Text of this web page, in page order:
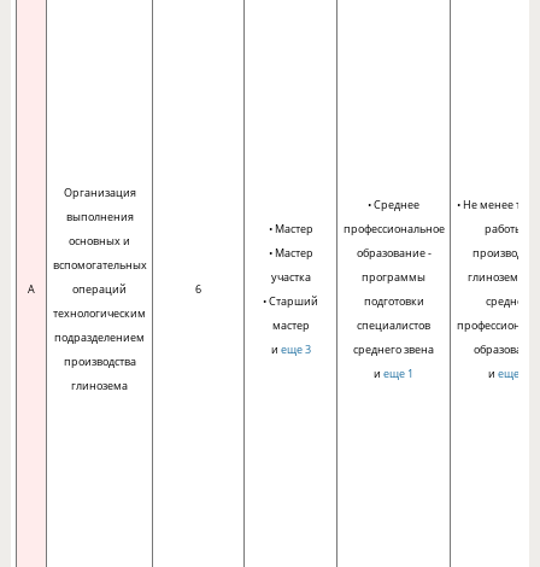
A
Организация
выполнения
основных и
вспомогательных
операций
технологическим
подразделением
производства
глинозема
6
• Мастер
• Мастер
участка
• Старший
мастер
и еще 3
• Среднее
профессиональное
образование -
программы
подготовки
специалистов
среднего звена
иеще 1
• Не менее
работы в
глинозема
среднем
иеще 1